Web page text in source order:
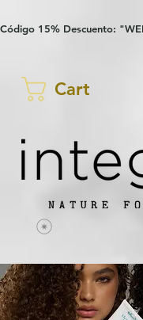
Código 15% Descuento:
Cart